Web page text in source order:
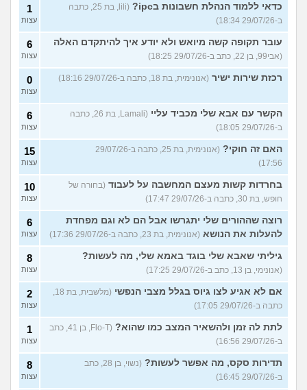
כדאי ללמוד הנהלת חשבונות בipc?
(lili, בת 25, כתבה
ב-29/07/26 18:34)
1
עצות
עובר תקופה קשה מיואש ולא יודע איך להיתקדם האלה
(אבי99, בן 22, כתב ב-29/07/26 18:25)
6
עצות
רכזת שירות ישיר (אנונימית, בת 18, כתבה ב-29/07/26 18:16) 0
עצות
הקשר עם אבא שלי מכביד עליי
(Lamali, בת 26, כתבה
ב-29/07/26 18:05)
6
עצות
האם זה חוקי?
(אנונימית, בת 25, כתבה ב-29/07/26
17:56)
15
עצות
בחרדות קשות מעצם המחשבה על לעבוד (בחורה של
חופש, בת 30, כתבה ב-29/07/26 17:47)
10
עצות
רוצה שההורים שלי יתגרשו אבל הם לא וגם מפחדת
להעלות את הנושא (אנונימית, בת 23, כתבה ב-29/07/26 17:36)
6
עצות
גיליתי שאבא שלי בוגד באמא שלי, מה לעשות?
(אנונימי, בן 13, כתב ב-29/07/26 17:25)
8
עצות
אם לא אגיע לצו גיוס בגלל מצבי הנפשי
כתבה ב-29/07/26 17:05)
2
עצות
לתת לה זמן ולהשאיר המצב כמו שהוא?
(Flo-T, בן 41, כתב
ב-29/07/26 16:56)
1
עצות
תדירות סקס, מה אפשר לעשות?
(נשוי, בן 28, כתב
ב-29/07/26 16:45)
8
עצות